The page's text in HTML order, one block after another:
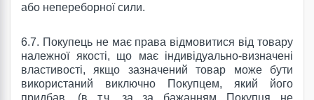
або непереборної сили.
6.7. Покупець не має права відмовитися від товару
належної якості, що має індивідуально-визначені
властивості, якщо зазначений товар може бути
використаний виключно Покупцем, який його
придбав, (в т.ч. за за бажанням Покупця не